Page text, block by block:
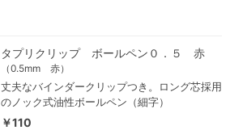
タプリクリップ ボールペン０．５ 赤
（0.5mm 赤）
丈夫なバインダークリップつき。ロング芯採用
のノック式油性ボールペン（細字）
￥110